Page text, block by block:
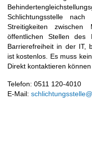
Schlichtungsstelle
Streitigkeiten zwischen
öffentlichen Stellen des
Barrierefreiheit in der IT,
ist kostenlos. Es muss
Direkt kontaktieren
Telefon: 0511 120-4010
E-Mail: